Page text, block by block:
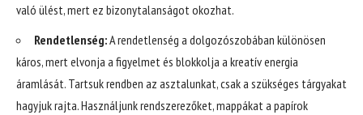
való ülést, mert ez bizonytalanságot okozhat.
Rendetlenség:A rendetlenség a dolgozószobában különösen
káros, mert elvonja a figyelmet és blokkolja a kreatív energia
áramlását. Tartsuk rendben az asztalunkat, csak a szükséges tárgyakat
hagyjuk rajta. Használjunk rendszerezőket, mappákat a papírok